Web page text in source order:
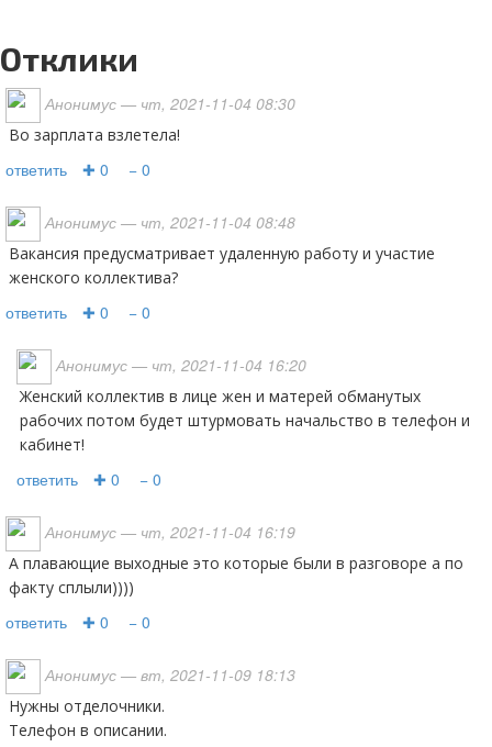
Отклики
Анонимус — чт, 2021-11-04 08:30
Во зарплата взлетела!
ответить ✚ 0 − 0
Анонимус — чт, 2021-11-04 08:48
Вакансия предусматривает удаленную работу и участие
женского коллектива?
ответить ✚ 0 − 0
Анонимус — чт, 2021-11-04 16:20
Женский коллектив в лице жен и матерей обманутых
рабочих потом будет штурмовать начальство в телефон и
кабинет!
ответить ✚ 0 − 0
Анонимус — чт, 2021-11-04 16:19
А плавающие выходные это которые были в разговоре а по
факту сплыли))))
ответить ✚ 0 − 0
Анонимус — вт, 2021-11-09 18:13
Нужны отделочники.
Телефон в описании.